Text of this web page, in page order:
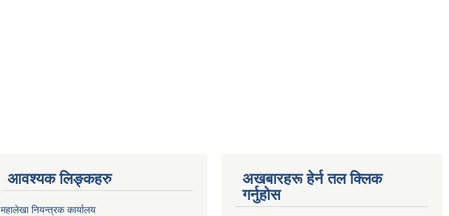
आवश्यक लिङ्कहरु
महालेखा नियन्त्रक कार्यालय
अखबारहरू हेर्न तल क्लिक
गर्नुहोस